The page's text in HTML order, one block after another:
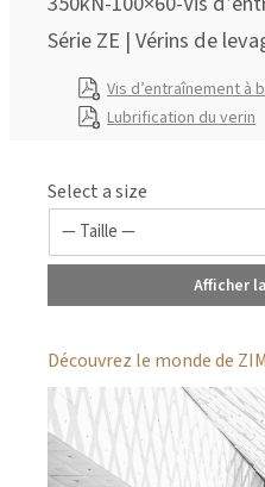
Série ZE | Vérins de
Vis d’entraînement à
Lubrification du verin
Select a size
Afficher
Découvrez le monde de